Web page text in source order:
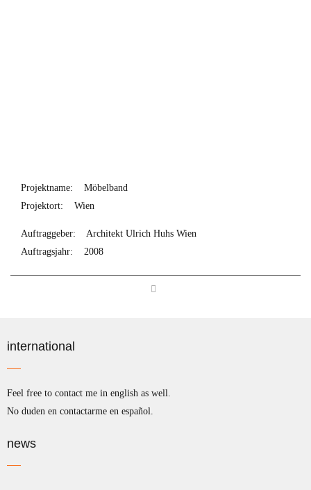
Projektname: Möbelband
Projektort: Wien
Auftraggeber: Architekt Ulrich Huhs Wien
Auftragsjahr: 2008
international
Feel free to contact me in english as well.
No duden en contactarme en español.
news